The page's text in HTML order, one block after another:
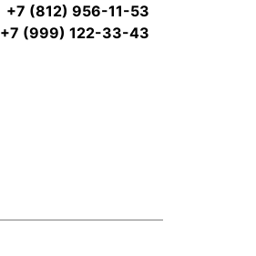
+7 (812) 956-11-53
+7 (999) 122-33-43